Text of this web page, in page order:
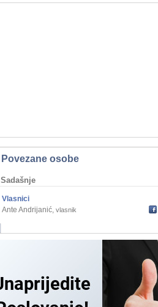
Povezane osobe
Sadašnje
Vlasnici
Ante Andrijanić, vlasnik